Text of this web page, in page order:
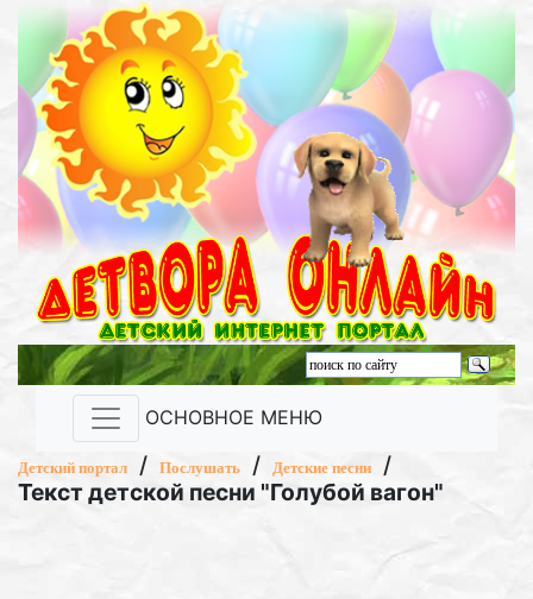
ОСНОВНОЕ МЕНЮ
Детский портал / Послушать / Детские песни
/
Текст детской песни "Голубой вагон"